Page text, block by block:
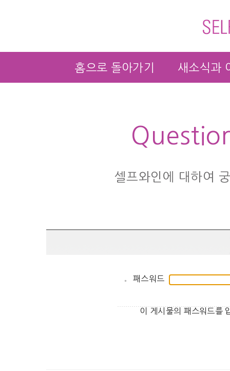
홈으로 돌아가기 새소식과
셀프와인에 대하여
패스워드
이 게시물의 패스워드를